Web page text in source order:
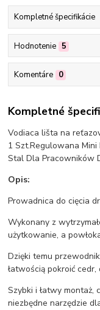
Kompletné špecifikácie
Hodnotenie 5
Komentáre 0
Kompletné
Vodiaca lišta na
1 Szt.Regulowana
Stal Dla Pracowników
Opis:
Prowadnica do cięcia
Wykonany z
użytkowanie, a
Dzięki temu
łatwością pokroić
Szybki i łatwy montaż,
niezbędne narzędzie